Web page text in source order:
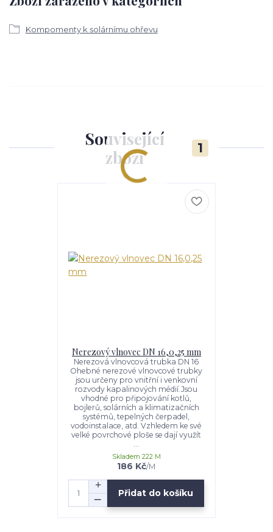
Kompomenty k solárnímu ohřevu
Související
zboží
1
Nerezový vlnovec DN 16,0,25 mm
Nerezová vlnovcová trubka DN 16
Ohebné nerezové vlnovcové trubky
jsou určeny pro vnitřní i venkovní
rozvody kapalinových médií.Jsou
vhodné pro připojování kotlů,
bojlerů, solárních a klimatizačních
systémů, tepelných čerpadel,
vodoinstalace, atd. Vzhledem ke své
velké povrchové ploše se dají využít
186 Kč/M
Skladem 222 M
Přidat do košíku